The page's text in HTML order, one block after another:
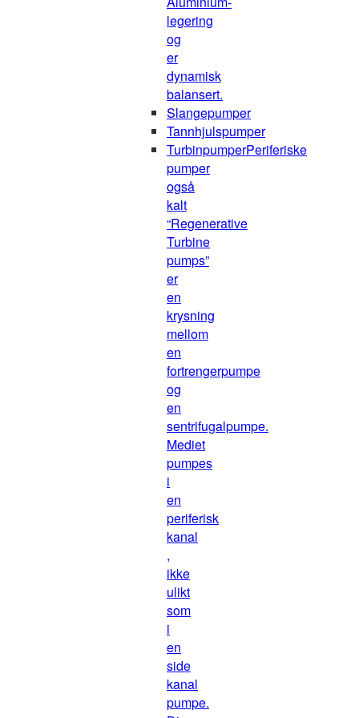
legering
og
er
dynamisk
balansert.
Slangepumper
Tannhjulspumper
TurbinpumperPeriferiske
pumper
også
kalt
“Regenerative
Turbine
pumps”
er
en
krysning
mellom
en
fortrengerpumpe
og
en
sentrifugalpumpe.
Mediet
pumpes
i
en
periferisk
kanal
,
ikke
ulikt
som
i
en
side
kanal
pumpe.